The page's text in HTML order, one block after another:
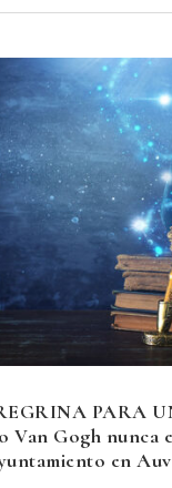
PARA
Van Gogh nunca
en